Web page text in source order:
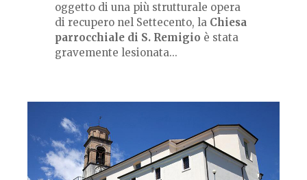
oggetto di una più strutturale opera
di recupero nel Settecento, la Chiesa
parrocchiale di S. Remigio è stata
gravemente lesionata...